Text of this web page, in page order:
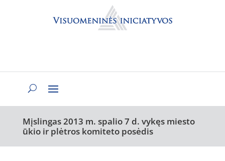
Mįslingas 2013 m. spalio 7 d. vykęs miesto
ūkio ir plėtros komiteto posėdis